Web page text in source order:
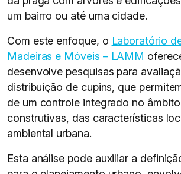
um bairro ou até uma cidade.
Com este enfoque, o Laboratório
Madeiras e Móveis – LAMM
desenvolve pesquisas para
distribuição de cupins, que
de um controle integrado no
construtivas, das características
ambiental urbana.
Esta análise pode auxiliar a